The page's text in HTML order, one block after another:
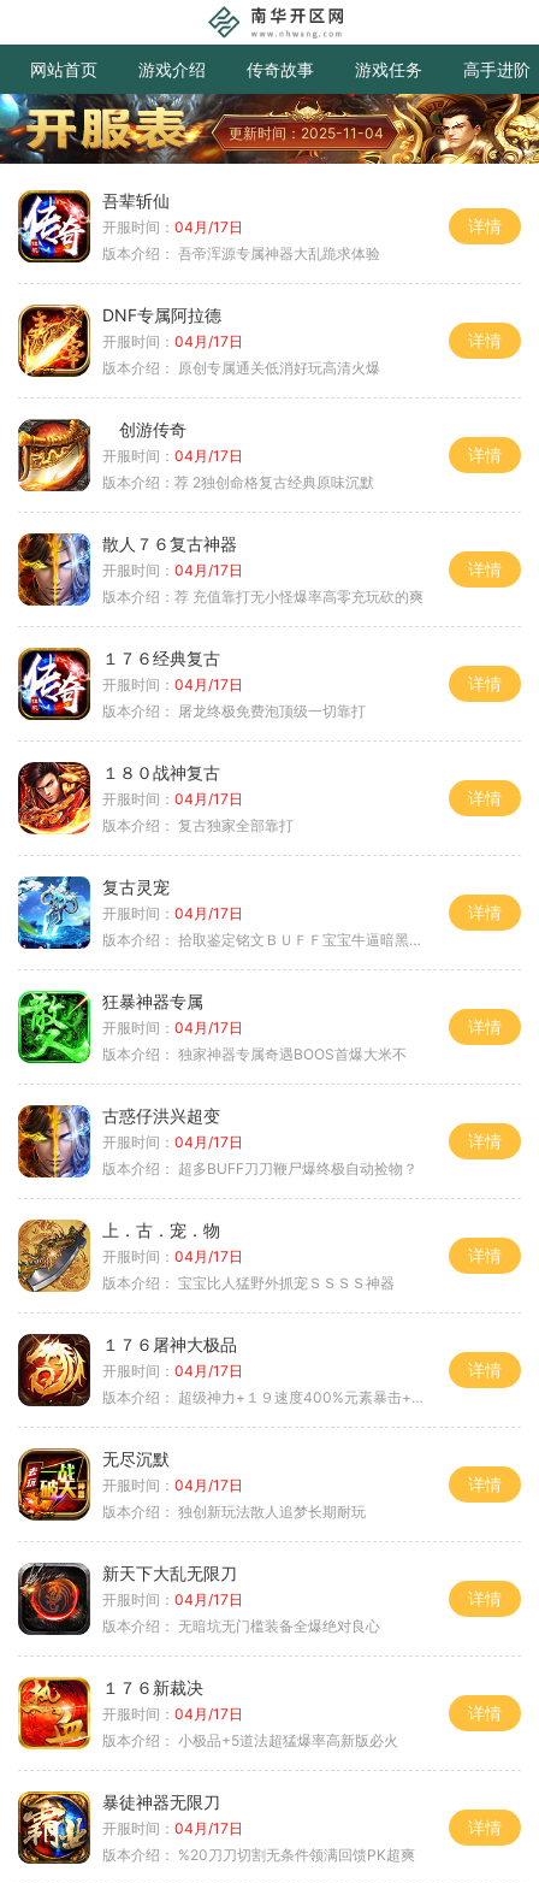
网站首页 游戏介绍 传奇故事 游戏任务 高手进阶
更新时间：2025-11-04
吾辈斩仙
开服时间： 04月/17日
版本介绍： 吾帝浑源专属神器大乱跪求体验
详情
DNF专属阿拉德
开服时间： 04月/17日
版本介绍：
原创专属通关低消好玩高清火爆
详情
创游传奇
开服时间： 04月/17日
版本介绍： 荐 2独创命格复古经典原味沉默
详情
散人７６复古神器
开服时间： 04月/17日
版本介绍： 荐 充值靠打无小怪爆率高零充玩砍的爽
详情
１７６经典复古
开服时间： 04月/17日
版本介绍：
屠龙终极免费泡顶级一切靠打
详情
１８０战神复古
开服时间： 04月/17日
版本介绍： 复古独家全部靠打
详情
复古灵宠
开服时间： 04月/17日
版本介绍： 拾取鉴定铭文ＢＵＦＦ宝宝牛逼暗黑属性
详情
狂暴神器专属
开服时间： 04月/17日
版本介绍： 独家神器专属奇遇BOOS首爆大米不
详情
古惑仔洪兴超变
开服时间： 04月/17日
版本介绍： 超多BUFF刀刀鞭尸爆终极自动捡物？
详情
上．古．宠．物
开服时间： 04月/17日
版本介绍： 宝宝比人猛野外抓宠ＳＳＳＳ神器
详情
１７６屠神大极品
开服时间： 04月/17日
版本介绍： 超级神力+１９速度400%元素暴击+６６
详情
无尽沉默
开服时间： 04月/17日
版本介绍： 独创新玩法散人追梦长期耐玩
详情
新天下大乱无限刀
开服时间： 04月/17日
版本介绍： 无暗坑无门槛装备全爆绝对良心
详情
１７６新裁决
开服时间： 04月/17日
版本介绍： 小极品+5道法超猛爆率高新版必火
详情
暴徒神器无限刀
开服时间： 04月/17日
版本介绍： %20刀刀切割无条件领满回馈PK超爽
详情